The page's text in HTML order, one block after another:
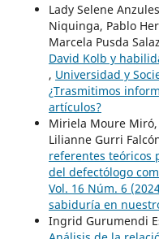
Lady Selene
Niquinga, Pablo
Marcela Pusda
David Kolb y
, Universidad y
¿Trasmitimos
artículos?
Miriela Moure Miró,
Lilianne Gurri
referentes teóricos
del defectólogo
Vol. 16 Núm. 6
sabiduría en
Ingrid Gurumendi